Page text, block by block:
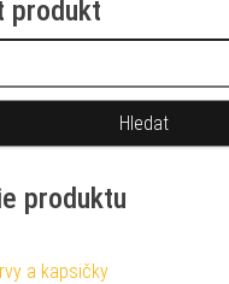
produkt
produktu
a kapsičky